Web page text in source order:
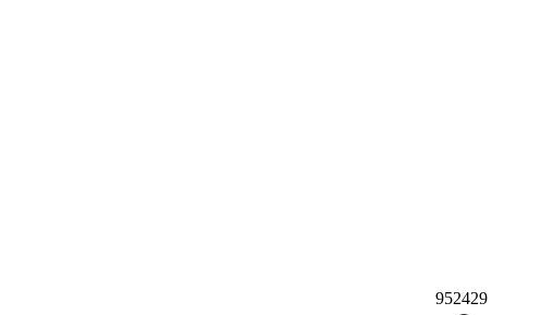
952429